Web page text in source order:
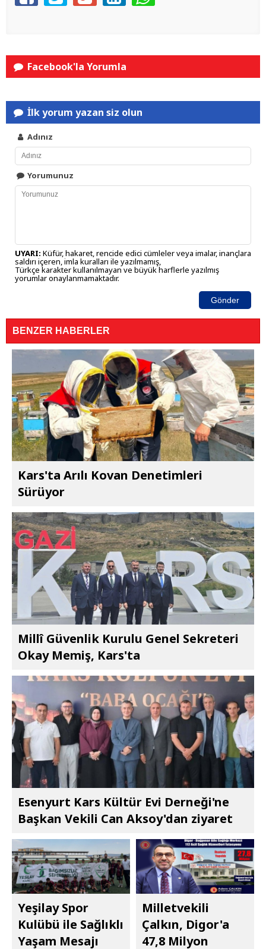
Facebook'la Yorumla
İlk yorum yazan siz olun
Adınız
Yorumunuz
UYARI: Küfür, hakaret, rencide edici cümleler veya imalar, inançlara
saldırı içeren, imla kuralları ile yazılmamış,
Türkçe karakter kullanılmayan ve büyük harflerle yazılmış
yorumlar onaylanmamaktadır.
Gönder
BENZER HABERLER
Kars'ta Arılı Kovan Denetimleri
Sürüyor
Millî Güvenlik Kurulu Genel Sekreteri
Okay Memiş, Kars'ta
Esenyurt Kars Kültür Evi Derneği'ne
Başkan Vekili Can Aksoy'dan ziyaret
Yeşilay Spor
Kulübü ile Sağlıklı
Yaşam Mesajı
Milletvekili
Çalkın, Digor'a
47,8 Milyon